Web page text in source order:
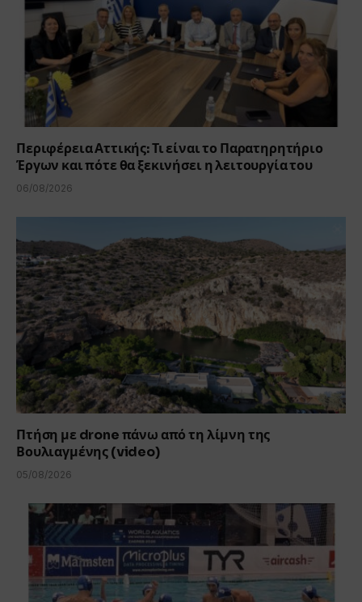
Περιφέρεια Αττικής: Τι είναι το Παρατηρητήριο
Έργων και πότε θα ξεκινήσει η λειτουργία του
06/08/2026
Πτήση με drone πάνω από τη λίμνη της
Βουλιαγμένης (video)
05/08/2026